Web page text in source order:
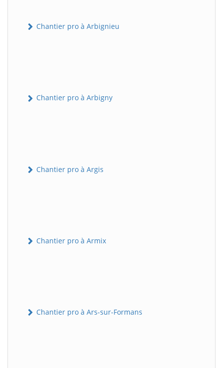
Chantier pro à Arbignieu
Chantier pro à Arbigny
Chantier pro à Argis
Chantier pro à Armix
Chantier pro à Ars-sur-Formans